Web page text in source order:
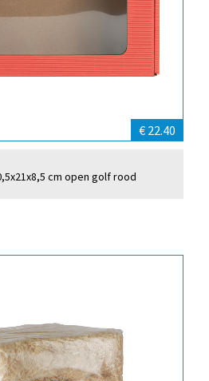
€ 22.40
cm open golf rood